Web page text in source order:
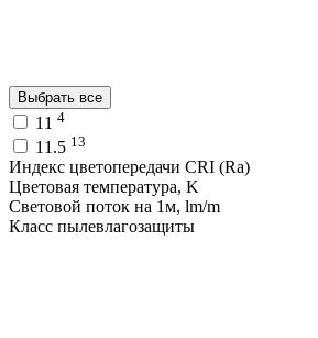
Выбрать все
11 4
11.5 13
Индекс цветопередачи CRI (Ra)
Цветовая температура, K
Световой поток на 1м, lm/m
Класс пылевлагозащиты